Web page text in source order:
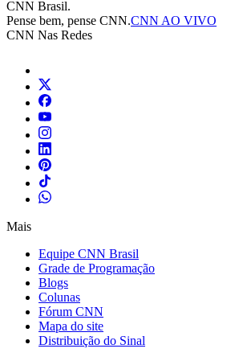
CNN Brasil.
Pense bem, pense CNN.CNN AO VIVO
CNN Nas Redes
Mais
Equipe CNN Brasil
Grade de Programação
Blogs
Colunas
Fórum CNN
Mapa do site
Distribuição do Sinal